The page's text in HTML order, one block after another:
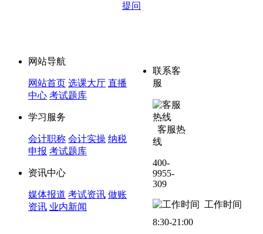
提问
网站导航
网站首页 选课大厅 直播
中心 考试题库
学习服务
会计职称 会计实操 纳税
申报 考试题库
资讯中心
媒体报道 考试资讯 做账
资讯 业内新闻
联系客
服
客服热
线
400-
9955-
309
工作时间
8:30-21:00